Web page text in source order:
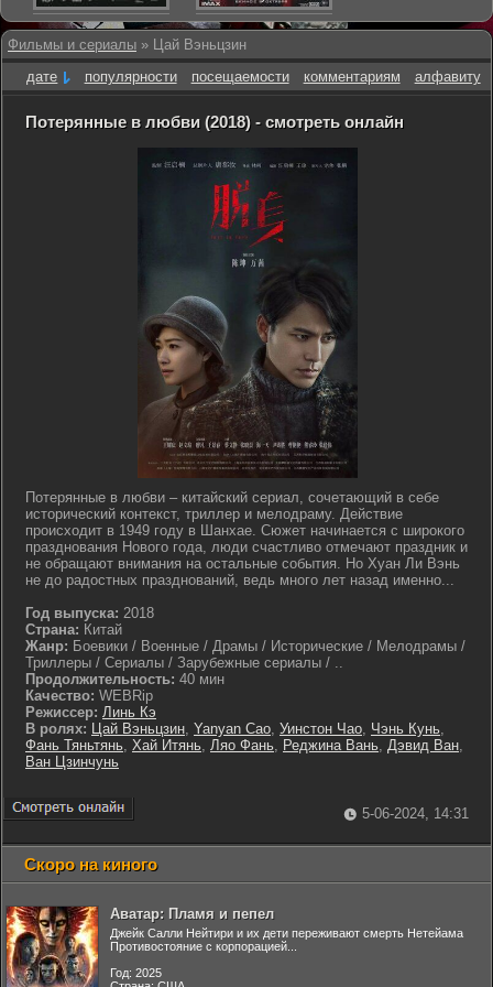
Фильмы и сериалы » Цай Вэньцзин
дате
популярности посещаемости комментариям алфавиту
Потерянные в любви (2018) - смотреть онлайн
Потерянные в любви – китайский сериал, сочетающий в себе
исторический контекст, триллер и мелодраму. Действие
происходит в 1949 году в Шанхае. Сюжет начинается с широкого
празднования Нового года, люди счастливо отмечают праздник и
не обращают внимания на остальные события. Но Хуан Ли Вэнь
не до радостных празднований, ведь много лет назад именно...
Год выпуска: 2018
Страна: Китай
Жанр: Боевики / Военные / Драмы / Исторические / Мелодрамы /
Триллеры / Сериалы / Зарубежные сериалы / ..
Продолжительность: 40 мин
Качество: WEBRip
Режиссер: Линь Кэ
В ролях: Цай Вэньцзин, Yanyan Cao, Уинстон Чао, Чэнь Кунь,
Фань Тяньтянь, Хай Итянь, Ляо Фань, Реджина Вань, Дэвид Ван,
Ван Цзинчунь
5-06-2024, 14:31
Скоро на киного
Аватар: Пламя и пепел
Джейк Салли Нейтири и их дети переживают смерть Нетейама
Противостояние с корпорацией...
Год: 2025